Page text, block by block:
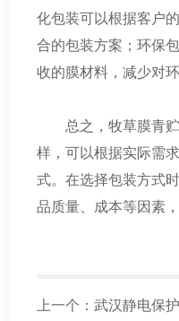
化包装可以根据客户
合的包装方案；环保
收的膜材料，减少对环
总之，牧草膜青贮
样，可以根据实际需
式。在选择包装方式
品质量、成本等因素
上一个：武汉静电保